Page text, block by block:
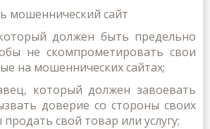
должен быть предельно
не скомпрометировать свои
на мошеннических сайтах;
который должен завоевать
доверие со стороны своих
свой товар или услугу;